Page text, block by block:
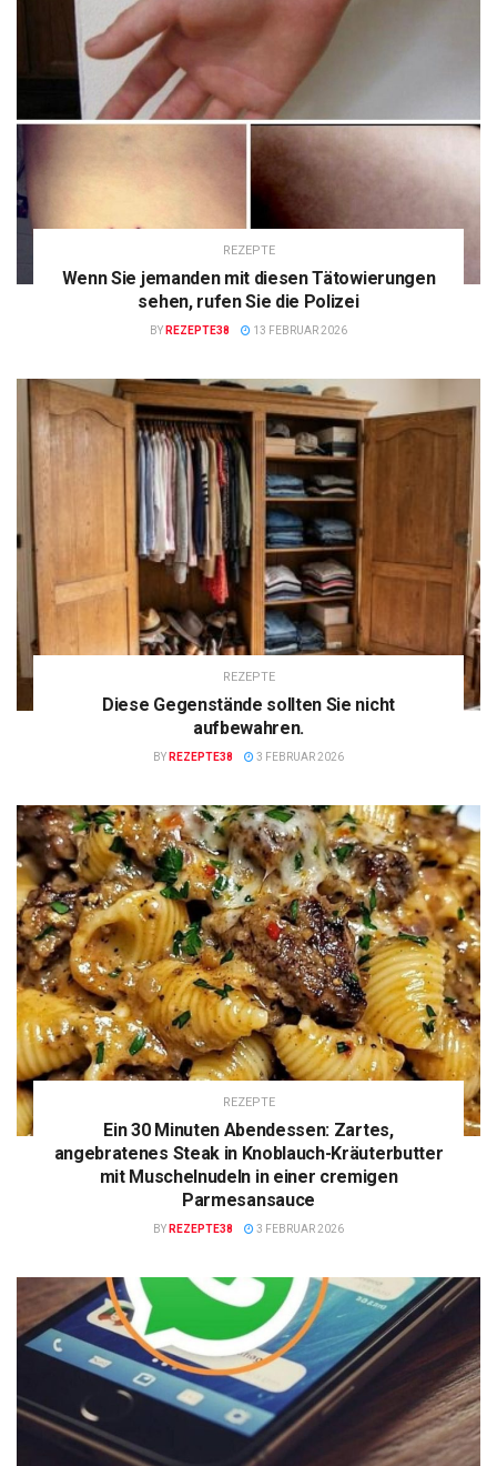
REZEPTE
Wenn Sie jemanden mit diesen Tätowierungen
sehen, rufen Sie die Polizei
BY REZEPTE38 13 FEBRUAR 2026
REZEPTE
Diese Gegenstände sollten Sie nicht
aufbewahren.
BY REZEPTE38 3 FEBRUAR 2026
REZEPTE
Ein 30 Minuten Abendessen: Zartes,
angebratenes Steak in Knoblauch-Kräuterbutter
mit Muschelnudeln in einer cremigen
Parmesansauce
BY REZEPTE38 3 FEBRUAR 2026